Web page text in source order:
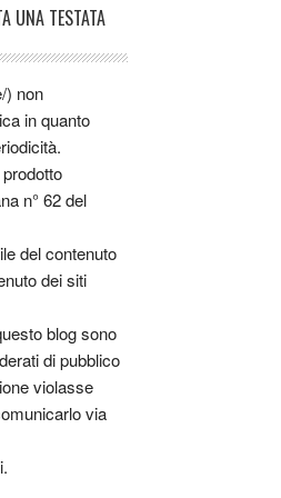
UNA TESTATA
) non
in quanto
n° 62 del
del contenuto
dei siti
blog sono
di pubblico
violasse
via